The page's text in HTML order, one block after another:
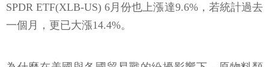
SPDR ETF(XLB-US) 6月份也上漲達9.6%，若統計過去
一個月，更已大漲14.4%。